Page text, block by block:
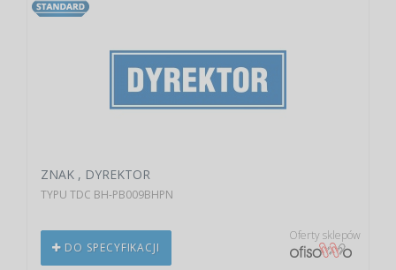
ZNAK , DYREKTOR
TYPU TDC BH-PB009BHPN
DO SPECYFIKACJI
Oferty sklepów